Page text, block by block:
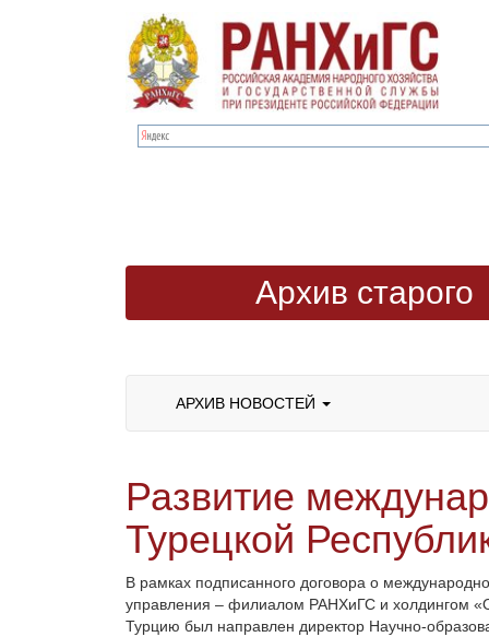
Архив старого
АРХИВ НОВОСТЕЙ
Развитие
Турецкой
В рамках подписанного договора о
управления ‒ филиалом РАНХиГС и холдингом
Турцию был направлен директор Научно-